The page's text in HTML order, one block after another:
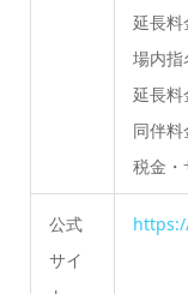
延長料
場内指
延長料
同伴
税金・
公式
サイ